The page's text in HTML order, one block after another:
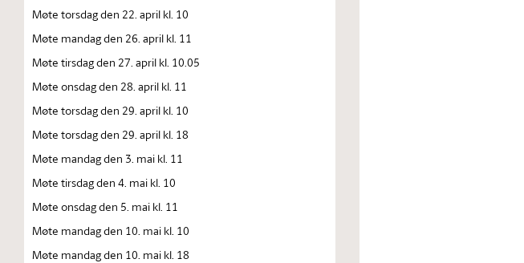
Møte torsdag den 22. april kl. 10
Møte mandag den 26. april kl. 11
Møte tirsdag den 27. april kl. 10.05
Møte onsdag den 28. april kl. 11
Møte torsdag den 29. april kl. 10
Møte torsdag den 29. april kl. 18
Møte mandag den 3. mai kl. 11
Møte tirsdag den 4. mai kl. 10
Møte onsdag den 5. mai kl. 11
Møte mandag den 10. mai kl. 10
Møte mandag den 10. mai kl. 18